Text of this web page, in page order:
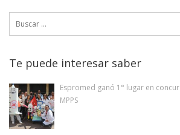
Buscar:
Te puede interesar saber
Espromed ganó 1° lugar en
MPPS